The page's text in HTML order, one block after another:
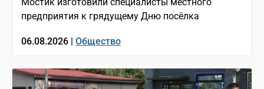
предприятия к грядущему Дню посёлка
06.08.2026 | Общество